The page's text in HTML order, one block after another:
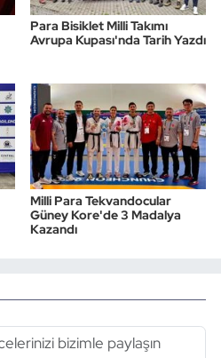
Para Bisiklet Milli Takımı
Avrupa Kupası'nda Tarih Yazdı
Milli Para Tekvandocular
Güney Kore'de 3 Madalya
Kazandı